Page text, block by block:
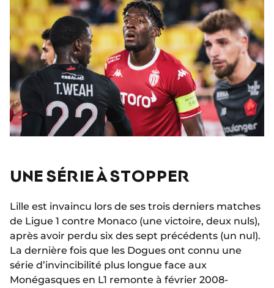
UNE SÉRIE À STOPPER
Lille est invaincu lors de ses trois derniers matches
de Ligue 1 contre Monaco (une victoire, deux nuls),
après avoir perdu six des sept précédents (un nul).
La dernière fois que les Dogues ont connu une
série d’invincibilité plus longue face aux
Monégasques en L1 remonte à février 2008-